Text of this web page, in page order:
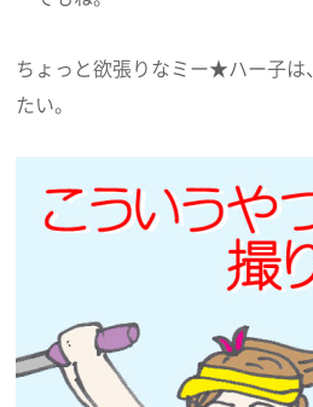
ちょっと欲張りなミー★ハー子は、
たい。